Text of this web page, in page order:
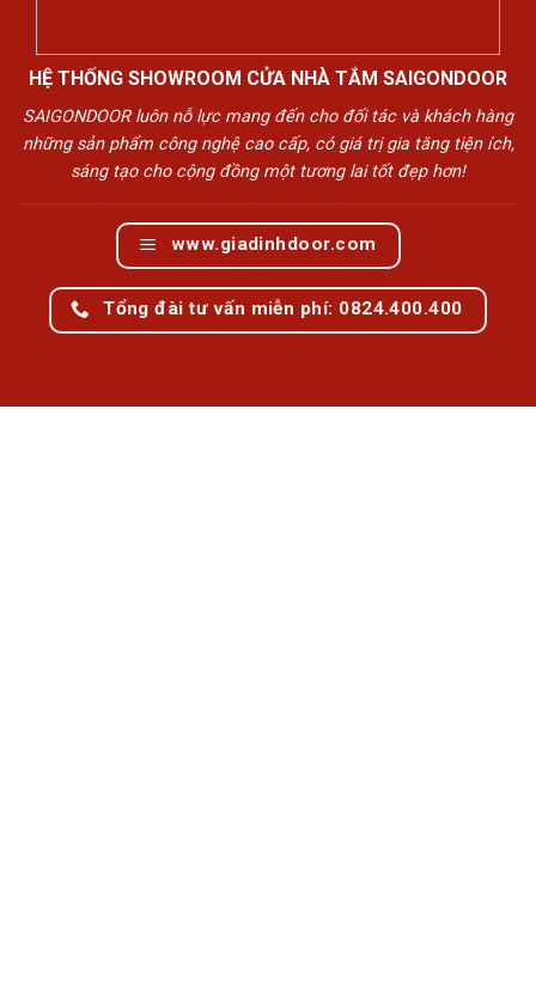
HỆ THỐNG SHOWROOM CỬA NHÀ TẮM SAIGONDOOR
SAIGONDOOR luôn nỗ lực mang đến cho đối tác và khách hàng
những sản phẩm công nghệ cao cấp, có giá trị gia tăng tiện ích,
sáng tạo cho cộng đồng một tương lai tốt đẹp hơn!
www.giadinhdoor.com
Tổng đài tư vấn miễn phí: 0824.400.400